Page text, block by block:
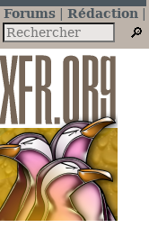
Forums
Rédaction